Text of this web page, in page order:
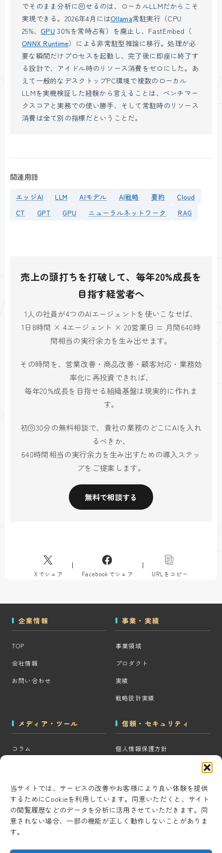
当サイトでは、サービスの改善やお客様により良い体験を提供
するためにCookieを利用しています。同意いただくと、サイト
の閲覧履歴などのデータを分析に活用させていただきます。同
意されない場合、一部の機能が正しく動作しないことがありま
す。
でそのまま分析に回せるのは、ローカルLLMだからこそ
実現できる。2026年4月にはOllama常駐実行（CPU
25%、GPU 30%を常時占有）を廃止し、FastEmbed（
ONNX Runtime）による非常駐型推論に移行。処理が必
要な瞬間だけプロセスを起動し、完了後に即座に終了す
る設計で、アイドル時のリソース消費をゼロにした。あ
えて一般的なデスクトップPC環境で複数のローカル
LLMを実機検証した経験から言えることは、ベンチマー
クスコアと実務での使い勝手、そして常駐時のリソース
消費は全て別の指標だということだ。
関連用語
エッジAI LLM AIモデル AI戦略 要約
Cloud
CT
GPT GPU ニューラルネットワーク RAG
売上の頭打ちを打破して、毎年20%成長を
目指す経営者へ
1人の社員が4つのAIエージェントを使いこなせば、
1日8時間 × 4エージェント × 20営業日 = 月間640時
間相当の実行余力を生み出せます。
その時間を、営業改善・商品改善・顧客対応・業務効
率化に再投資できれば、
毎年20%成長を目指せる組織基盤は現実的に作れま
す。
初回30分の無料相談で、貴社の業務のどこにAIを入れ
るべきか、
640時間相当の実行余力を生み出すための導入ステッ
プをご提案します。
無料で相談する
Xでシェア Facebookでシェア URLをコピー
企業情報
TOP
会社情報
お問い合わせ
事業・実績
事業領域
プロダクト
実績
戦略設計実績
メディア・ツール
コラム
CRM・MAツール選定診断
BigQuery×GTM 相場見積もり
ツール
AI用語集
信頼・セキュリティ
個人情報保護方針
コンテンツ制作方針
研究・開発方針
セキュリティ対策